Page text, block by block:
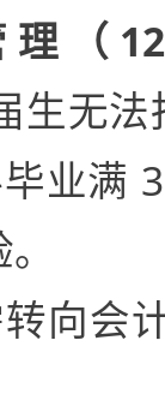
（
生无法
业满
向会